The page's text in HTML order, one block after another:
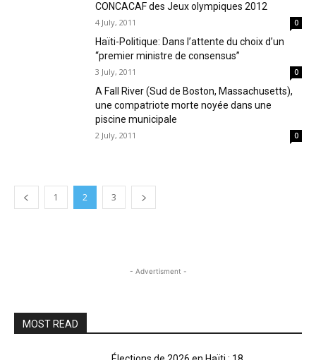
CONCACAF des Jeux olympiques 2012
4 July, 2011 0
Haïti-Politique: Dans l’attente du choix d’un
“premier ministre de consensus”
3 July, 2011 0
A Fall River (Sud de Boston, Massachusetts),
une compatriote morte noyée dans une
piscine municipale
2 July, 2011 0
1 2 3
- Advertisment -
MOST READ